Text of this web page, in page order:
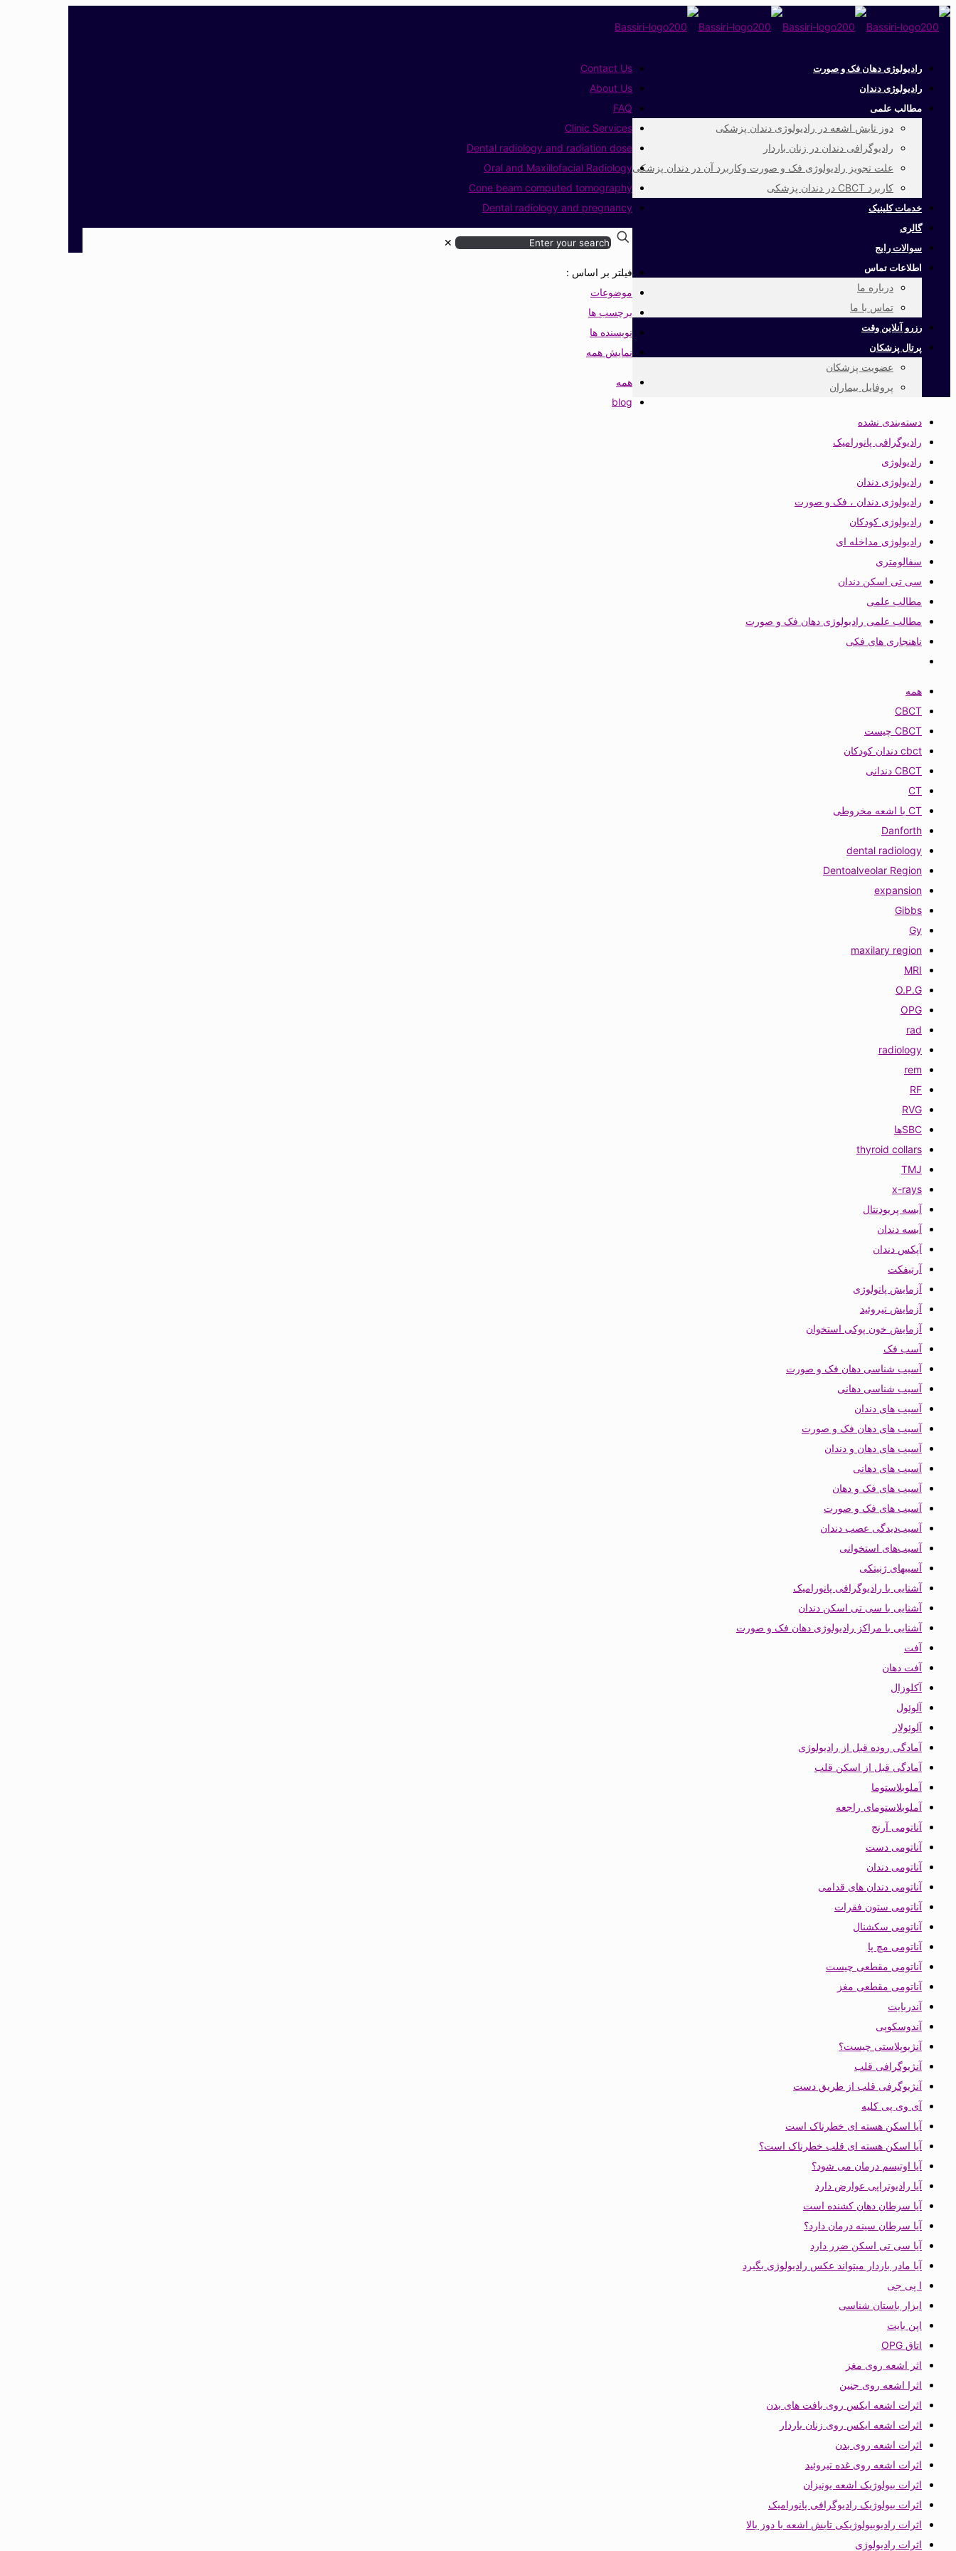
رادیولوژی دهان فک و صورت
رادیولوژی دندان
مطالب علمی
دوز تابش اشعه در رادیولوژی دندان پزشکی
رادیوگرافی دندان در زنان باردار
علت تجویز رادیولوژی فک و صورت وکاربرد آن در دندان پزشکی
کاربرد CBCT در دندان پزشکی
خدمات کلینیک
گالری
سوالات رایج
اطلاعات تماس
درباره ما
تماس با ما
رزرو آنلاین وقت
پرتال پزشکان
عضویت پزشکان
پروفایل بیماران
Contact Us
About Us
FAQ
Clinic Services
Dental radiology and radiation dose
Oral and Maxillofacial Radiology
Cone beam computed tomography
Dental radiology and pregnancy
✕
فیلتر بر اساس :
موضوعات
برچسب ها
نویسنده ها
نمایش همه
همه
blog
دسته‌بندی نشده
رادیوگرافی پانورامیک
رادیولوژی
رادیولوژی دندان
رادیولوژی دندان ، فک و صورت
رادیولوژی کودکان
رادیولوژی مداخله ای
سفالومتری
سی تی اسکن دندان
مطالب علمی
مطالب علمی رادیولوژی دهان فک و صورت
ناهنجاری های فکی
همه
CBCT
CBCT چیست
cbct دندان کودکان
CBCT دندانی
CT
CT با اشعه مخروطی
Danforth
dental radiology
Dentoalveolar Region
expansion
Gibbs
Gy
maxilary region
MRI
O.P.G
OPG
rad
radiology
rem
RF
RVG
SBCها
thyroid collars
TMJ
x-rays
آبسه پریودنتال
آبسه دندان
آپکس دندان
آرتیفکت
آزمایش پاتولوژی
آزمایش تیروئید
آزمایش خون پوکی استخوان
آسب فک
آسیب شناسی دهان فک و صورت
آسیب شناسی دهانی
آسیب های دندان
آسیب های دهان فک و صورت
آسیب های دهان و دندان
آسیب های دهانی
آسیب های فک و دهان
آسیب های فک و صورت
آسیب‌دیدگی عصب دندان
آسیب‌های استخوانی
آسیبهای ژنیتکی
آشنایی با رادیوگرافی پانورامیک
آشنایی با سی تی اسکن دندان
آشنایی با مراکز رادیولوژی دهان فک و صورت
آفت
آفت دهان
آکلوزال
آلوئول
آلوئولار
آمادگی روده قبل از رادیولوژی
آمادگی قبل از اسکن قلب
آملوبلاستوما
آملوبلاستومای راجعه
آناتومی آرنج
آناتومی دست
آناتومی دندان
آناتومی دندان های قدامی
آناتومی ستون فقرات
آناتومی سکشنال
آناتومی مچ پا
آناتومی مقطعی چیست
آناتومی مقطعی مغز
آندربایت
آندوسکوپی
آنژیوپلاستی چیست؟
آنژیوگرافی قلب
آنژیوگرفی قلب از طریق دست
آی وی پی کلیه
آیا اسکن هسته ای خطرناک است
آیا اسکن هسته ای قلب خطرناک است؟
آیا اوتیسم درمان می شود؟
آیا رادیوتراپی عوارض دارد
آیا سرطان دهان کشنده است
آیا سرطان سینه درمان دارد؟
آیا سی تی اسکن ضرر دارد
آیا مادر باردار میتواند عکس رادیولوژی بگیرد
ا پی جی
ابزار باستان شناسی
اپن بایت
اتاق OPG
اثر اشعه روی مغز
اثرا اشعه روی جنین
اثرات اشعه ایکس روی بافت های بدن
اثرات اشعه ایکس روی زنان باردار
اثرات اشعه روی بدن
اثرات اشعه روی غده تیروئید
اثرات بیولوژیک اشعه یونیزان
اثرات بیولوژیک رادیوگرافی پانورامیک
اثرات رادیوبیولوژیکی تابش اشعه با دوز بالا
اثرات رادیولوژی